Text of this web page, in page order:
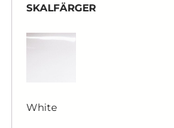
SKALFÄRGER
White